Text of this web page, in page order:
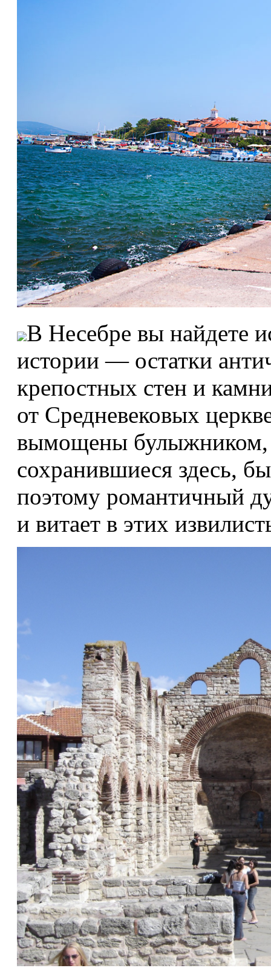
В Несебре вы найдете
истории — остатки
крепостных стен и
от Средневековых
вымощены булыжником,
сохранившиеся здесь,
поэтому романтичный
и витает в этих